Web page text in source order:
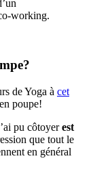
working.
de Yoga à cet
poupe!
pu côtoyerest
que tout le
en général